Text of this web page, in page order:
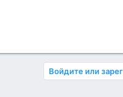
Войдите или